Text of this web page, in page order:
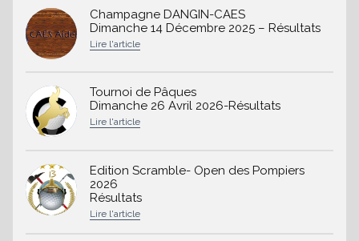
Champagne DANGIN-CAES
Dimanche 14 Décembre 2025 – Résultats
Tournoi de Pâques
Dimanche 26 Avril 2026-Résultats
Edition Scramble- Open des Pompiers
2026
Résultats